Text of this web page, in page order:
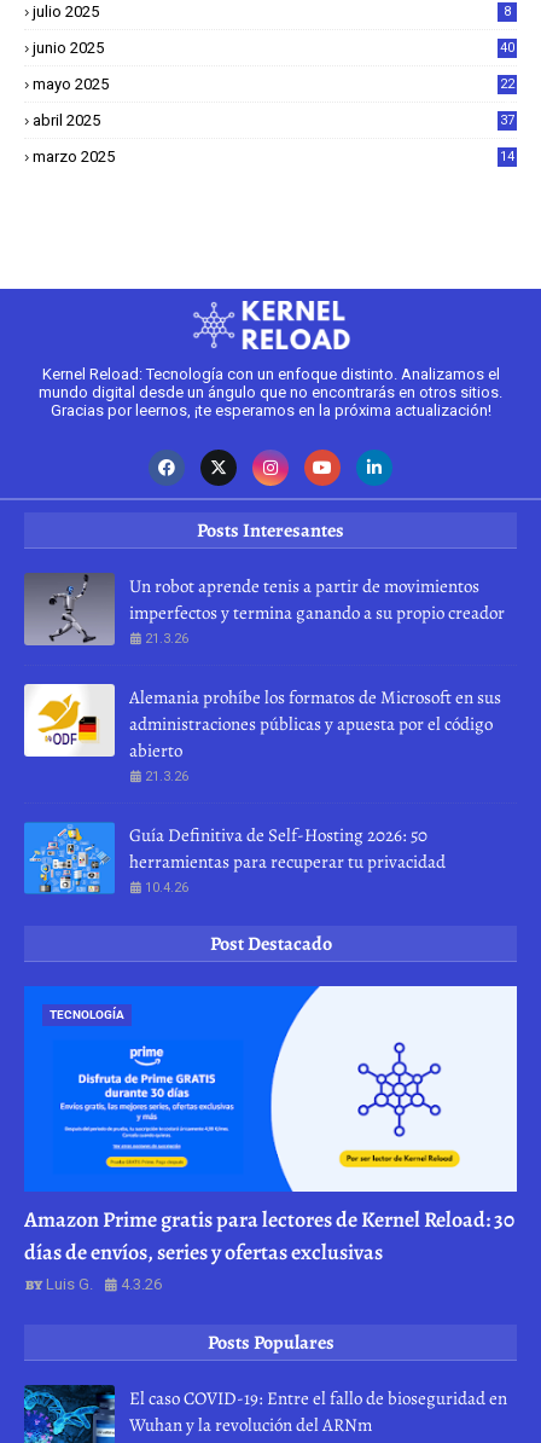
julio 2025 8
junio 2025 40
mayo 2025
22
abril 2025
37
marzo 2025
14
Kernel Reload: Tecnología con un enfoque distinto. Analizamos el
mundo digital desde un ángulo que no encontrarás en otros sitios.
Gracias por leernos, ¡te esperamos en la próxima actualización!
Posts Interesantes
Un robot aprende tenis a partir de movimientos
imperfectos y termina ganando a su propio creador
21.3.26
Alemania prohíbe los formatos de Microsoft en sus
administraciones públicas y apuesta por el código
abierto
21.3.26
Guía Definitiva de Self-Hosting 2026: 50
herramientas para recuperar tu privacidad
10.4.26
Post Destacado
TECNOLOGÍA
Amazon Prime gratis para lectores de Kernel Reload: 30
días de envíos, series y ofertas exclusivas
Luis G. 4.3.26
Posts Populares
El caso COVID-19: Entre el fallo de bioseguridad en
Wuhan y la revolución del ARNm